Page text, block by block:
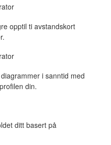
opptil ti avstandskort
i sanntid med
din.
ditt basert på